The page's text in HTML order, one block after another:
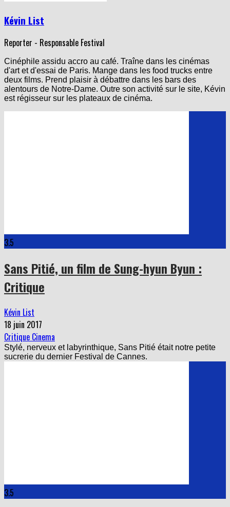
Kévin List
Reporter - Responsable Festival
Cinéphile assidu accro au café. Traîne dans les cinémas
d'art et d'essai de Paris. Mange dans les food trucks entre
deux films. Prend plaisir à débattre dans les bars des
alentours de Notre-Dame. Outre son activité sur le site, Kévin
est régisseur sur les plateaux de cinéma.
3.5
Sans Pitié, un film de Sung-hyun Byun :
Critique
Kévin List
18 juin 2017
Critique Cinema
Stylé, nerveux et labyrinthique, Sans Pitié était notre petite
sucrerie du dernier Festival de Cannes.
3.5